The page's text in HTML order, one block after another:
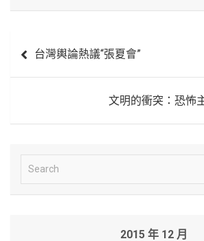
章
台灣輿論熱議“張夏會”
文明的衝突：恐怖
e
2015 年 12 月